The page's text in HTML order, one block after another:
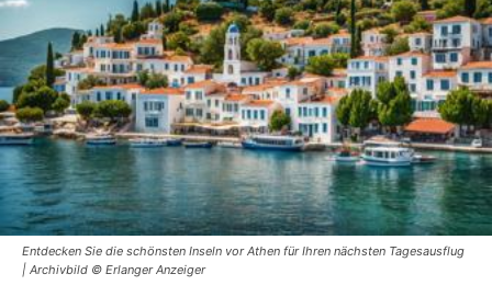
Entdecken Sie die schönsten Inseln vor Athen für Ihren nächsten Tagesausflug
| Archivbild © Erlanger Anzeiger